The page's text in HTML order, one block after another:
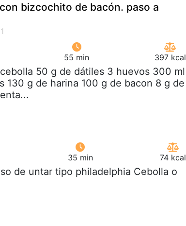
bizcochito de bacón. paso a
55 min 397 kcal
50 g de dátiles 3 huevos 300 ml
130 g de harina 100 g de bacon 8 g de
35 min 74 kcal
de untar tipo philadelphia Cebolla o